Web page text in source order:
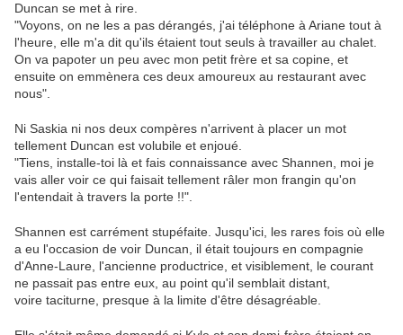
Duncan se met à rire.
"Voyons, on ne les a pas dérangés, j'ai téléphone à Ariane tout à
l'heure, elle m'a dit qu'ils étaient tout seuls à travailler au chalet.
On va papoter un peu avec mon petit frère et sa copine, et
ensuite on emmènera ces deux amoureux au restaurant avec
nous".
Ni Saskia ni nos deux compères n'arrivent à placer un mot
tellement Duncan est volubile et enjoué.
"Tiens, installe-toi là et fais connaissance avec Shannen, moi je
vais aller voir ce qui faisait tellement râler mon frangin qu'on
l'entendait à travers la porte !!".
Shannen est carrément stupéfaite. Jusqu'ici, les rares fois où elle
a eu l'occasion de voir Duncan, il était toujours en compagnie
d'Anne-Laure, l'ancienne productrice, et visiblement, le courant
ne passait pas entre eux, au point qu'il semblait distant,
voire taciturne, presque à la limite d'être désagréable.